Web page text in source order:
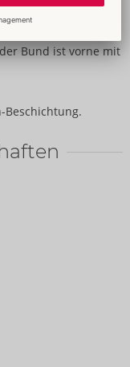
für hohen
an
Bund ist vorne mit
Beschichtung.